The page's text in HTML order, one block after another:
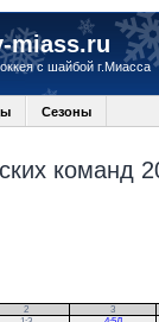
miass.ru
с шайбой г.Миасса
Сезоны
команд
2
3